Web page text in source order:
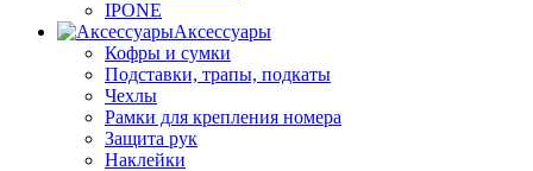
IPONE
Аксессуары
Кофры и сумки
Подставки, трапы, подкаты
Чехлы
Рамки для крепления номера
Защита рук
Наклейки